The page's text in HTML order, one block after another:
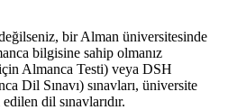
bir Alman üniversitesinde
bilgisine sahip olmanız
Almanca Testi) veya DSH
Dil Sınavı) sınavları, üniversite
dil sınavlarıdır.